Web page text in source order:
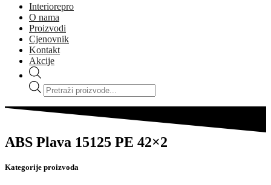
Interiorepro
O nama
Proizvodi
Cjenovnik
Kontakt
Akcije
Products
search
ABS Plava 15125 PE 42×2
Kategorije proizvoda